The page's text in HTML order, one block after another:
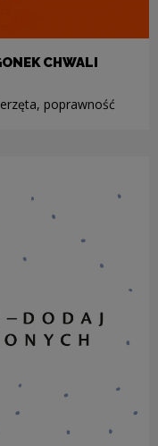
CHWALI
poprawność